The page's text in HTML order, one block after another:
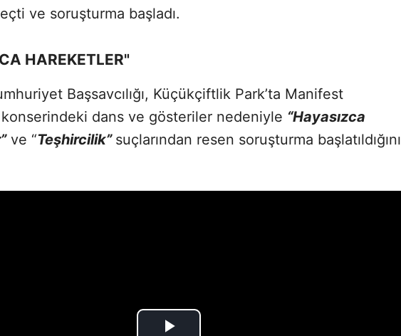
ve soruşturma başladı.
HAREKETLER"
Başsavcılığı, Küçükçiftlik Park’ta Manifest
konserindeki dans ve gösteriler nedeniyle “Hayasızca
ve “Teşhircilik” suçlarından resen soruşturma başlatıldığını